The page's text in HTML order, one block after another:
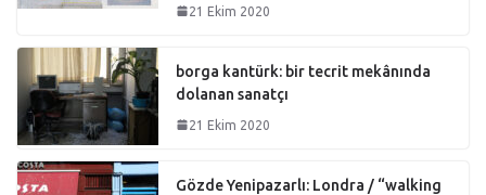
21 Ekim 2020
borga kantürk: bir tecrit mekânında
dolanan sanatçı
21 Ekim 2020
Gözde Yenipazarlı: Londra / “walking